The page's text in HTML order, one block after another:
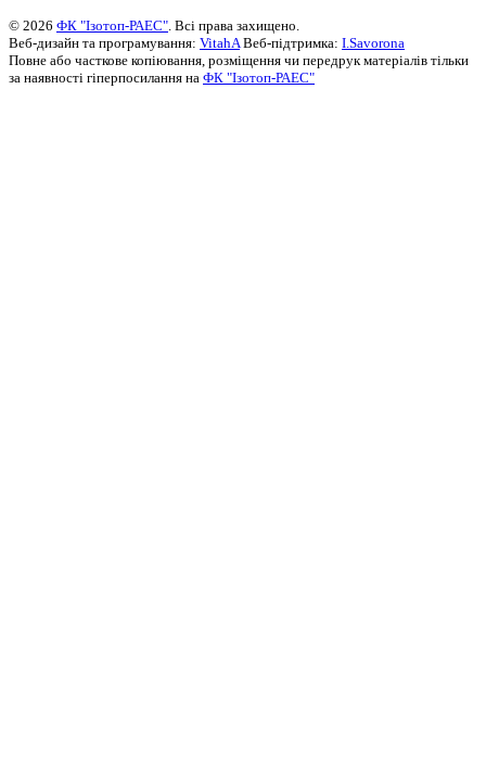
© 2026 ФК "Ізотоп-РАЕС" . Всі права захищено.
Веб-дизайн та програмування: VitahA Веб-підтримка: I.Savorona
Повне або часткове копіювання, розміщення чи передрук матеріалів тільки
за наявності гіперпосилання на ФК "Ізотоп-РАЕС"